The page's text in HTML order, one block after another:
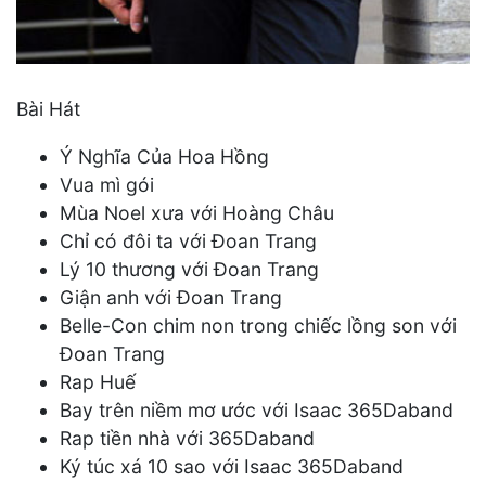
Bài Hát
Ý Nghĩa Của Hoa Hồng
Vua mì gói
Mùa Noel xưa với Hoàng Châu
Chỉ có đôi ta với Đoan Trang
Lý 10 thương với Đoan Trang
Giận anh với Đoan Trang
Belle-Con chim non trong chiếc lồng son với
Đoan Trang
Rap Huế
Bay trên niềm mơ ước với Isaac 365Daband
Rap tiền nhà với 365Daband
Ký túc xá 10 sao với Isaac 365Daband